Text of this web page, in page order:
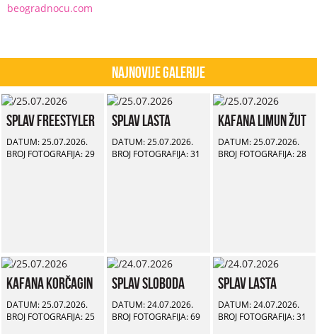
beogradnocu.com
Najnovije Galerije
Splav Freestyler
DATUM: 25.07.2026.
BROJ FOTOGRAFIJA: 29
Splav Lasta
DATUM: 25.07.2026.
BROJ FOTOGRAFIJA: 31
Kafana Limun Žut
DATUM: 25.07.2026.
BROJ FOTOGRAFIJA: 28
Kafana Korčagin
DATUM: 25.07.2026.
BROJ FOTOGRAFIJA: 25
Splav Sloboda
DATUM: 24.07.2026.
BROJ FOTOGRAFIJA: 69
Splav Lasta
DATUM: 24.07.2026.
BROJ FOTOGRAFIJA: 31